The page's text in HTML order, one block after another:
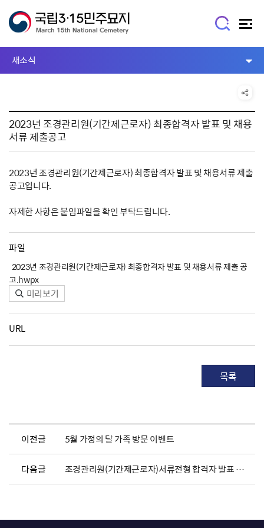
새소식
2023년 조경관리원(기간제근로자) 최종합격자 발표 및 채용
서류 제출공고
2023년 조경관리원(기간제근로자) 최종합격자 발표 및 채용서류 제출
공고입니다.
자제한 사항은 붙임파일을 확인 부탁드립니다.
파일
2023년 조경관리원(기간제근로자) 최종합격자 발표 및 채용서류 제출 공
고.hwpx
미리보기
URL
목록
이전글 5월 가정의 달 가족 방문 이벤트
다음글 조경관리원(기간제근로자)서류전형 합격자 발표 및 면접시험 일정안내